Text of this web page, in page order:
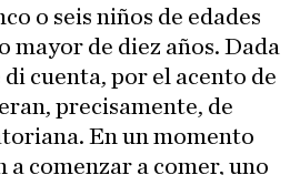
o seis niños de edades
mayor de diez años. Dada
cuenta, por el acento de
precisamente, de
En un momento
a comenzar a comer, uno